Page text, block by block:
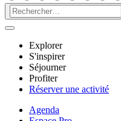
Explorer
S'inspirer
Séjourner
Profiter
Réserver une activité
Agenda